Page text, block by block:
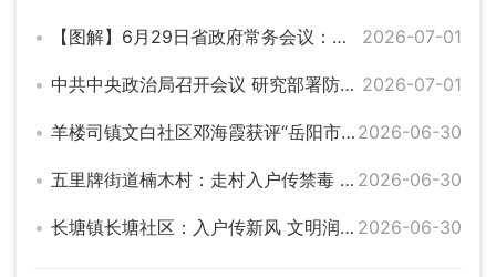
【图解】6月29日省政府常务会议：研究部署防汛物资储备管理、危化品网售监管、中央安全生产考核巡查反馈问题整改等工作 2026-07-01
中共中央政治局召开会议 研究部署防汛抗旱工作 中共中央总书记习近平主持会议 2026-07-01
羊楼司镇文白社区邓海霞获评“岳阳市优秀党务工作者” 2026-06-30
五里牌街道楠木村：走村入户传禁毒 凝心聚力守村居 2026-06-30
长塘镇长塘社区：入户传新风 文明润民心 2026-06-30